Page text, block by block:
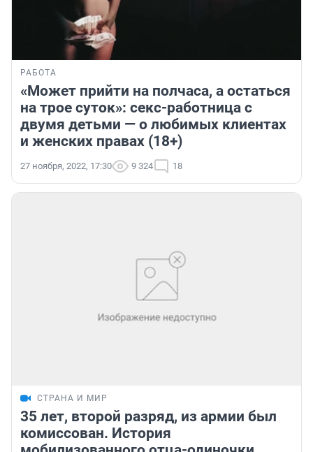
РАБОТА
«Может прийти на полчаса, а остаться
на трое суток»: секс-работница с
двумя детьми — о любимых клиентах
и женских правах (18+)
27 ноября, 2022, 17:30 9 324 18
СТРАНА И МИР
35 лет, второй разряд, из армии был
комиссован. История